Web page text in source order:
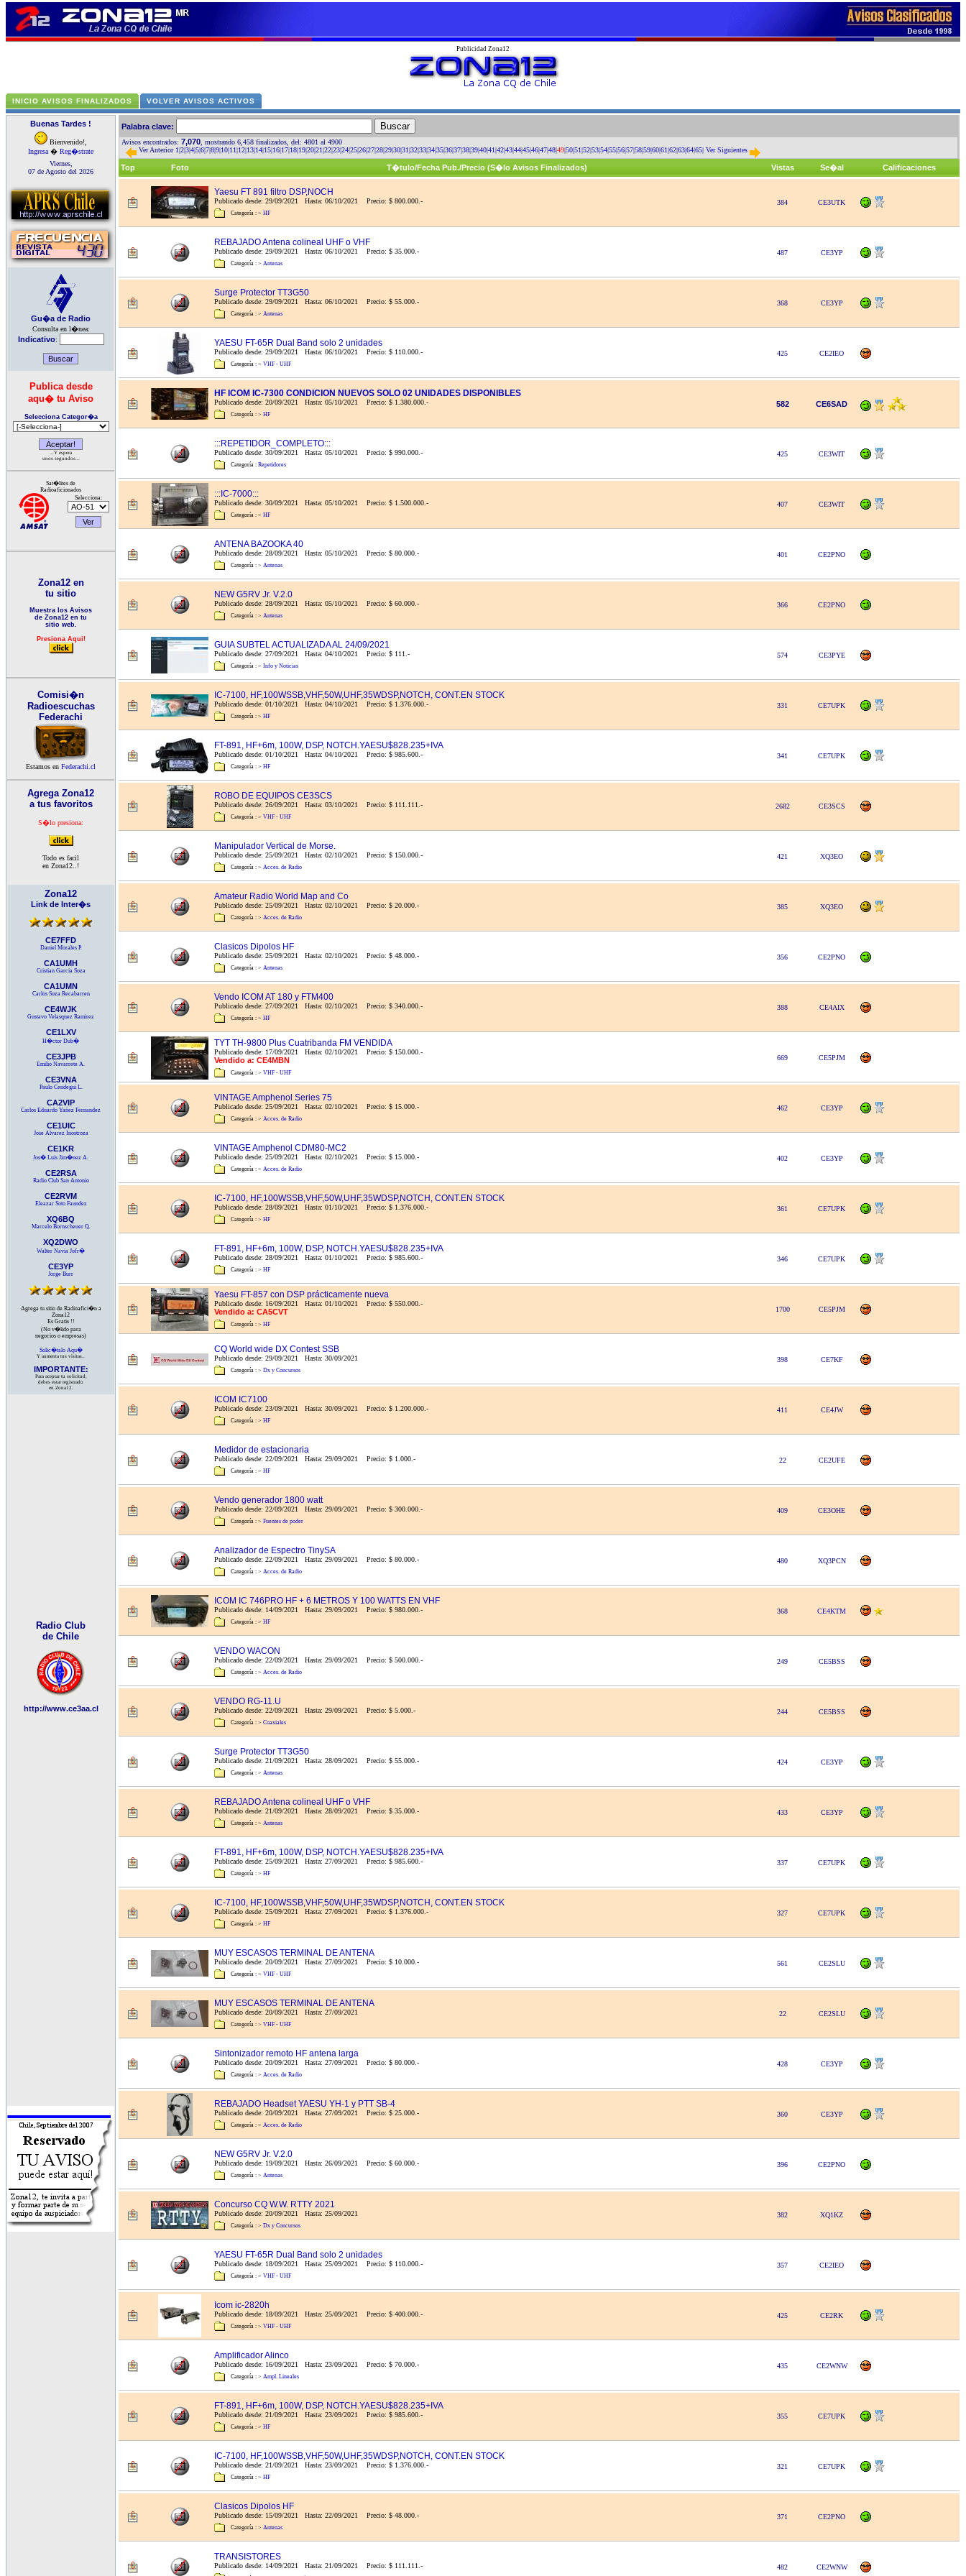
Publicidad Zona12
INICIO AVISOS FINALIZADOS VOLVER AVISOS ACTIVOS
Buenas Tardes !
Bienvenido!,
Ingresa � Reg�strate
Viernes,
07 de Agosto del 2026
Gu�a de Radio
Consulta en l�nea:
Indicativo:
Publica desde
aqu� tu Aviso
Selecciona Categor�a
...Y espera
unos segundos...
Sat�lites de
Radioaficionados
Selecciona:
Zona12 en
tu sitio
Muestra los Avisos
de Zona12 en tu
sitio web.
Presiona Aqui!
Comisi�n
Radioescuchas
Federachi
Estamos en Federachi.cl
Agrega Zona12
a tus favoritos
S�lo presiona:
Todo es facil
en Zona12..!
Zona12
Link de Inter�s
CE7FFD
Daniel Morales P.
CA1UMH
Cristian Garcia Soza
CA1UMN
Carlos Soza Recabarren
CE4WJK
Gustavo Velasquez Ramirez
CE1LXV
H�ctor Dub�
CE3JPB
Emilio Navarrete A.
CE3VNA
Paulo Cendegui L.
CA2VIP
Carlos Eduardo Yañez Fernandez
CE1UIC
Jose Alvarez Inostroza
CE1KR
Jos� Luis Jim�nez A.
CE2RSA
Radio Club San Antonio
CE2RVM
Eleazar Soto Faundez
XQ6BQ
Marcelo Bornscheuer Q.
XQ2DWO
Walter Navia Jofr�
CE3YP
Jorge Burr
Agrega tu sitio de Radioafici�n a
Zona12
Es Gratis !!
(No v�lido para
negocios o empresas)
Solic�talo Aqu�
Y aumenta tus visitas..
IMPORTANTE:
Para aceptar tu solicitud,
debes estar registrado
en Zona12.
Radio Club
de Chile
http://www.ce3aa.cl
Palabra clave:
Avisos encontrados: 7,070 , mostrando 6,458 finalizados, del: 4801 al 4900
Ver Anterior 1|2|3|4|5|6|7|8|9|10|11|12|13|14|15|16|17|18|19|20|21|22|23|24|25|26|27|28|29|30|31|32|33|34|35|36|37|38|39|40|41|42|43|44|45|46|47|48|49|50|51|52|53|54|55|56|57|58|59|60|61|62|63|64|65| Ver Siguientes
Top Foto T�tulo/Fecha Pub./Precio (S�lo Avisos Finalizados) Vistas Se�al Calificaciones
Yaesu FT 891 filtro DSP,NOCH
Publicado desde: 29/09/2021 Hasta: 06/10/2021 Precio: $ 800.000.-
Categoría : > HF
384 CE3UTK
REBAJADO Antena colineal UHF o VHF
Publicado desde: 29/09/2021 Hasta: 06/10/2021 Precio: $ 35.000.-
Categoría : > Antenas
487 CE3YP
Surge Protector TT3G50
Publicado desde: 29/09/2021 Hasta: 06/10/2021 Precio: $ 55.000.-
Categoría : > Antenas
368 CE3YP
YAESU FT-65R Dual Band solo 2 unidades
Publicado desde: 29/09/2021 Hasta: 06/10/2021 Precio: $ 110.000.-
Categoría : > VHF - UHF
425 CE2IEO
HF ICOM IC-7300 CONDICION NUEVOS SOLO 02 UNIDADES DISPONIBLES
Publicado desde: 20/09/2021 Hasta: 05/10/2021 Precio: $ 1.380.000.-
Categoría : > HF
582 CE6SAD
:::REPETIDOR_COMPLETO:::
Publicado desde: 30/09/2021 Hasta: 05/10/2021 Precio: $ 990.000.-
Categoría : Repetidores
425 CE3WIT
:::IC-7000:::
Publicado desde: 30/09/2021 Hasta: 05/10/2021 Precio: $ 1.500.000.-
Categoría : > HF
407 CE3WIT
ANTENA BAZOOKA 40
Publicado desde: 28/09/2021 Hasta: 05/10/2021 Precio: $ 80.000.-
Categoría : > Antenas
401 CE2PNO
NEW G5RV Jr. V.2.0
Publicado desde: 28/09/2021 Hasta: 05/10/2021 Precio: $ 60.000.-
Categoría : > Antenas
366 CE2PNO
GUIA SUBTEL ACTUALIZADA AL 24/09/2021
Publicado desde: 27/09/2021 Hasta: 04/10/2021 Precio: $ 111.-
Categoría : > Info y Noticias
574 CE3PYE
IC-7100, HF,100WSSB,VHF,50W,UHF,35WDSP,NOTCH, CONT.EN STOCK
Publicado desde: 01/10/2021 Hasta: 04/10/2021 Precio: $ 1.376.000.-
Categoría : > HF
331 CE7UPK
FT-891, HF+6m, 100W, DSP, NOTCH.YAESU$828.235+IVA
Publicado desde: 01/10/2021 Hasta: 04/10/2021 Precio: $ 985.600.-
Categoría : > HF
341 CE7UPK
ROBO DE EQUIPOS CE3SCS
Publicado desde: 26/09/2021 Hasta: 03/10/2021 Precio: $ 111.111.-
Categoría : > VHF - UHF
2682 CE3SCS
Manipulador Vertical de Morse.
Publicado desde: 25/09/2021 Hasta: 02/10/2021 Precio: $ 150.000.-
Categoría : > Acces. de Radio
421 XQ3EO
Amateur Radio World Map and Co
Publicado desde: 25/09/2021 Hasta: 02/10/2021 Precio: $ 20.000.-
Categoría : > Acces. de Radio
385 XQ3EO
Clasicos Dipolos HF
Publicado desde: 25/09/2021 Hasta: 02/10/2021 Precio: $ 48.000.-
Categoría : > Antenas
356 CE2PNO
Vendo ICOM AT 180 y FTM400
Publicado desde: 27/09/2021 Hasta: 02/10/2021 Precio: $ 340.000.-
Categoría : > HF
388 CE4AIX
TYT TH-9800 Plus Cuatribanda FM VENDIDA
Publicado desde: 17/09/2021 Hasta: 02/10/2021 Precio: $ 150.000.-
Vendido a: CE4MBN
Categoría : > VHF - UHF
669 CE5PJM
VINTAGE Amphenol Series 75
Publicado desde: 25/09/2021 Hasta: 02/10/2021 Precio: $ 15.000.-
Categoría : > Acces. de Radio
462 CE3YP
VINTAGE Amphenol CDM80-MC2
Publicado desde: 25/09/2021 Hasta: 02/10/2021 Precio: $ 15.000.-
Categoría : > Acces. de Radio
402 CE3YP
IC-7100, HF,100WSSB,VHF,50W,UHF,35WDSP,NOTCH, CONT.EN STOCK
Publicado desde: 28/09/2021 Hasta: 01/10/2021 Precio: $ 1.376.000.-
Categoría : > HF
361 CE7UPK
FT-891, HF+6m, 100W, DSP, NOTCH.YAESU$828.235+IVA
Publicado desde: 28/09/2021 Hasta: 01/10/2021 Precio: $ 985.600.-
Categoría : > HF
346 CE7UPK
Yaesu FT-857 con DSP prácticamente nueva
Publicado desde: 16/09/2021 Hasta: 01/10/2021 Precio: $ 550.000.-
Vendido a: CA5CVT
Categoría : > HF
1700 CE5PJM
CQ World wide DX Contest SSB
Publicado desde: 29/09/2021 Hasta: 30/09/2021
Categoría : > Dx y Concursos
398 CE7KF
ICOM IC7100
Publicado desde: 23/09/2021 Hasta: 30/09/2021 Precio: $ 1.200.000.-
Categoría : > HF
411 CE4JW
Medidor de estacionaria
Publicado desde: 22/09/2021 Hasta: 29/09/2021 Precio: $ 1.000.-
Categoría : > HF
22 CE2UFE
Vendo generador 1800 watt
Publicado desde: 22/09/2021 Hasta: 29/09/2021 Precio: $ 300.000.-
Categoría : > Fuentes de poder
409 CE3OHE
Analizador de Espectro TinySA
Publicado desde: 22/09/2021 Hasta: 29/09/2021 Precio: $ 80.000.-
Categoría : > Acces. de Radio
480 XQ3PCN
ICOM IC 746PRO HF + 6 METROS Y 100 WATTS EN VHF
Publicado desde: 14/09/2021 Hasta: 29/09/2021 Precio: $ 980.000.-
Categoría : > HF
368 CE4KTM
VENDO WACON
Publicado desde: 22/09/2021 Hasta: 29/09/2021 Precio: $ 500.000.-
Categoría : > Acces. de Radio
249 CE5BSS
VENDO RG-11.U
Publicado desde: 22/09/2021 Hasta: 29/09/2021 Precio: $ 5.000.-
Categoría : > Coaxiales
244 CE5BSS
Surge Protector TT3G50
Publicado desde: 21/09/2021 Hasta: 28/09/2021 Precio: $ 55.000.-
Categoría : > Antenas
424 CE3YP
REBAJADO Antena colineal UHF o VHF
Publicado desde: 21/09/2021 Hasta: 28/09/2021 Precio: $ 35.000.-
Categoría : > Antenas
433 CE3YP
FT-891, HF+6m, 100W, DSP, NOTCH.YAESU$828.235+IVA
Publicado desde: 25/09/2021 Hasta: 27/09/2021 Precio: $ 985.600.-
Categoría : > HF
337 CE7UPK
IC-7100, HF,100WSSB,VHF,50W,UHF,35WDSP,NOTCH, CONT.EN STOCK
Publicado desde: 25/09/2021 Hasta: 27/09/2021 Precio: $ 1.376.000.-
Categoría : > HF
327 CE7UPK
MUY ESCASOS TERMINAL DE ANTENA
Publicado desde: 20/09/2021 Hasta: 27/09/2021 Precio: $ 10.000.-
Categoría : > VHF - UHF
561 CE2SLU
MUY ESCASOS TERMINAL DE ANTENA
Publicado desde: 20/09/2021 Hasta: 27/09/2021
Categoría : > VHF - UHF
22 CE2SLU
Sintonizador remoto HF antena larga
Publicado desde: 20/09/2021 Hasta: 27/09/2021 Precio: $ 80.000.-
Categoría : > Acces. de Radio
428 CE3YP
REBAJADO Headset YAESU YH-1 y PTT SB-4
Publicado desde: 20/09/2021 Hasta: 27/09/2021 Precio: $ 25.000.-
Categoría : > Acces. de Radio
360 CE3YP
NEW G5RV Jr. V.2.0
Publicado desde: 19/09/2021 Hasta: 26/09/2021 Precio: $ 60.000.-
Categoría : > Antenas
396 CE2PNO
Concurso CQ W.W. RTTY 2021
Publicado desde: 20/09/2021 Hasta: 25/09/2021
Categoría : > Dx y Concursos
382 XQ1KZ
YAESU FT-65R Dual Band solo 2 unidades
Publicado desde: 18/09/2021 Hasta: 25/09/2021 Precio: $ 110.000.-
Categoría : > VHF - UHF
357 CE2IEO
Icom ic-2820h
Publicado desde: 18/09/2021 Hasta: 25/09/2021 Precio: $ 400.000.-
Categoría : > VHF - UHF
425 CE2RK
Amplificador Alinco
Publicado desde: 16/09/2021 Hasta: 23/09/2021 Precio: $ 70.000.-
Categoría : > Ampl. Lineales
435 CE2WNW
FT-891, HF+6m, 100W, DSP, NOTCH.YAESU$828.235+IVA
Publicado desde: 21/09/2021 Hasta: 23/09/2021 Precio: $ 985.600.-
Categoría : > HF
355 CE7UPK
IC-7100, HF,100WSSB,VHF,50W,UHF,35WDSP,NOTCH, CONT.EN STOCK
Publicado desde: 21/09/2021 Hasta: 23/09/2021 Precio: $ 1.376.000.-
Categoría : > HF
321 CE7UPK
Clasicos Dipolos HF
Publicado desde: 15/09/2021 Hasta: 22/09/2021 Precio: $ 48.000.-
Categoría : > Antenas
371 CE2PNO
TRANSISTORES
Publicado desde: 14/09/2021 Hasta: 21/09/2021 Precio: $ 111.111.- 482 CE2WNW